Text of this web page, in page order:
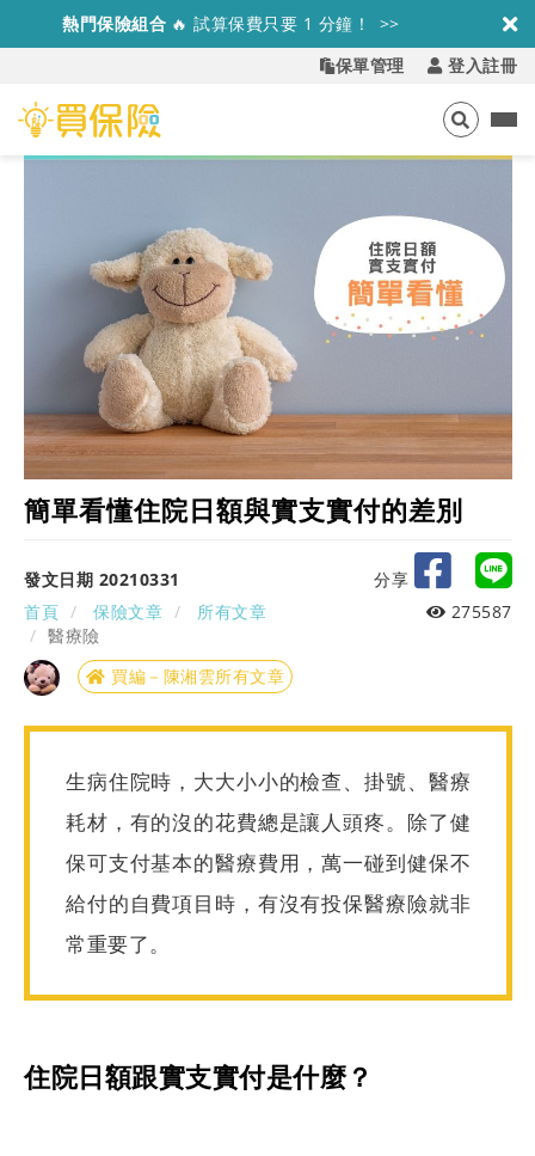
熱門保險組合 🔥 試算保費只要 1 分鐘！ >>
保單管理
登入註冊
簡單看懂住院日額與實支實付的差別
發文日期 20210331
分享
首頁
保險文章
所有文章
醫療險
275587
買編－陳湘雲所有文章
生病住院時，大大小小的檢查、掛號、醫療
耗材，有的沒的花費總是讓人頭疼。除了健
保可支付基本的醫療費用，萬一碰到健保不
給付的自費項目時，有沒有投保醫療險就非
常重要了。
住院日額跟實支實付是什麼？